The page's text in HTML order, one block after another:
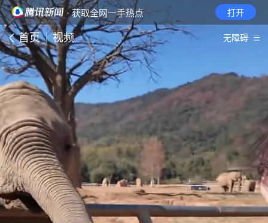
· 获取全网一手热点 打开
首页 视频 无障碍